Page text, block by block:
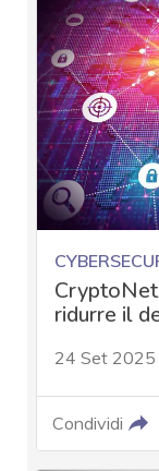
ridurre il
24 Set 2025
Condividi